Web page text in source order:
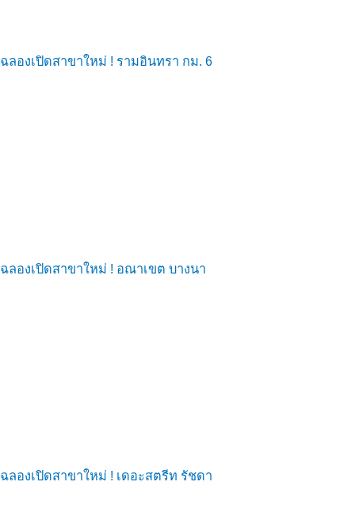
ฉลองเปิดสาขาใหม่ ! รามอินทรา กม. 6
ฉลองเปิดสาขาใหม่ ! อณาเขต บางนา
ฉลองเปิดสาขาใหม่ ! เดอะสตรีท รัชดา